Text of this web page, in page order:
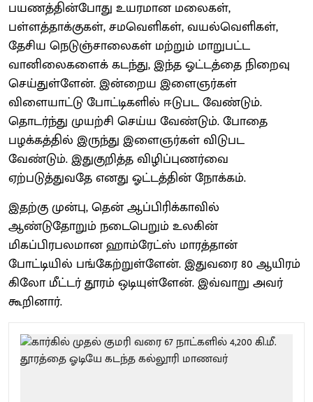
பயணத்தின்போது உயரமான மலைகள்,
பள்ளத்தாக்குகள், சமவெளிகள், வயல்வெளிகள்,
தேசிய நெடுஞ்சாலைகள் மற்றும் மாறுபட்ட
வானிலைகளைக் கடந்து, இந்த ஓட்டத்தை நிறைவு
செய்துள்ளேன். இன்றைய இளைஞர்கள்
விளையாட்டு போட்டிகளில் ஈடுபட வேண்டும்.
தொடர்ந்து முயற்சி செய்ய வேண்டும். போதை
பழக்கத்தில் இருந்து இளைஞர்கள் விடுபட
வேண்டும். இதுகுறித்த விழிப்புணர்வை
ஏற்படுத்துவதே எனது ஓட்டத்தின் நோக்கம்.
இதற்கு முன்பு, தென் ஆப்பிரிக்காவில்
ஆண்டுதோறும் நடைபெறும் உலகின்
மிகப்பிரபலமான ஹாம்ரேட்ஸ் மாரத்தான்
போட்டியில் பங்கேற்றுள்ளேன். இதுவரை 80 ஆயிரம்
கிலோ மீட்டர் தூரம் ஒடியுள்ளேன். இவ்வாறு அவர்
கூறினார்.